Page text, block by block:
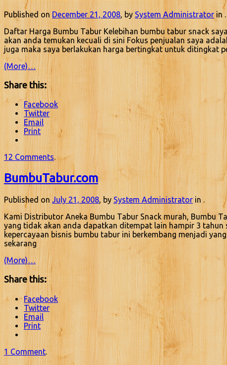
Published on December 21, 2008, bySystem Administratorin .
Daftar Harga Bumbu Tabur Kelebihan bumbu tabur snack
akan anda temukan kecuali di sini Fokus penjualan saya
juga maka saya berlakukan harga bertingkat untuk ditingkat
(More)…
Share this:
Facebook
Twitter
Email
Print
12 Comments.
BumbuTabur.com
Published on July 21, 2008, by System Administratorin .
Kami Distributor Aneka Bumbu Tabur Snack murah, Bumbu
yang tidak akan anda dapatkan ditempat lain hampir 3
kepercayaan bisnis bumbu tabur ini berkembang menjadi
sekarang
(More)…
Share this:
Facebook
Twitter
Email
Print
1 Comment.